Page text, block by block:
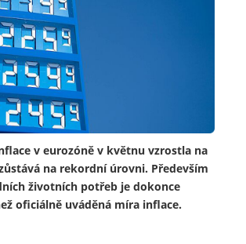
v eurozóně v květnu vzrostla na
na rekordní úrovni. Především
životních potřeb je dokonce
oficiálně uváděná míra inflace.